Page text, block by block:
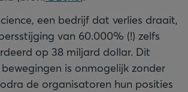
een bedrijf dat verlies draait,
van 60.000% (!) zelfs
op 38 miljard dollar. Dit
is onmogelijk zonder
de organisatoren hun posities